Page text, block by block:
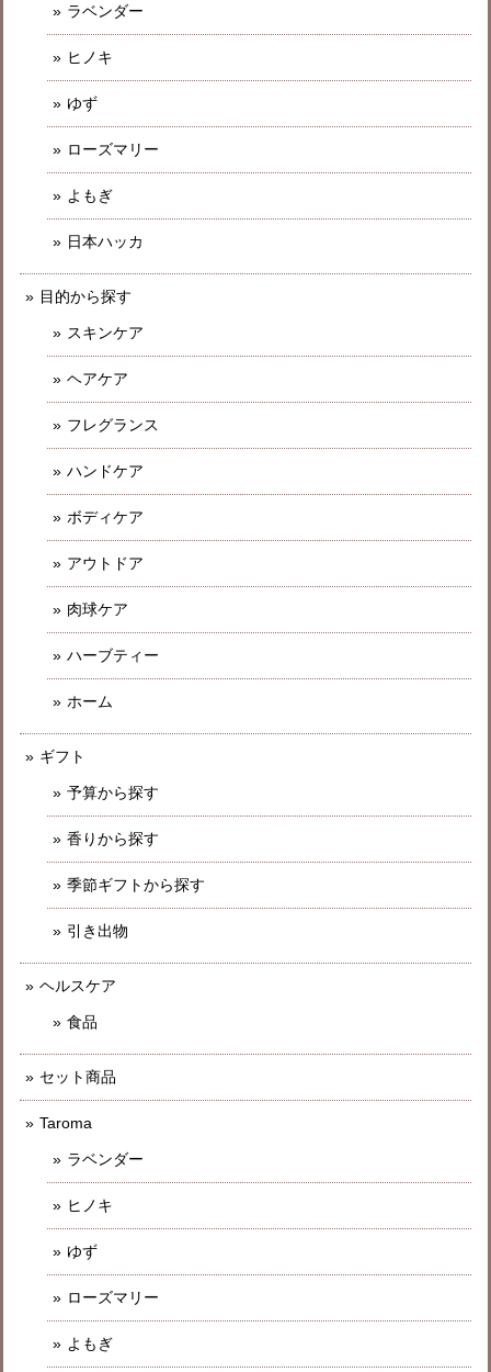
ラベンダー
ヒノキ
ゆず
ローズマリー
よもぎ
日本ハッカ
目的から探す
スキンケア
ヘアケア
フレグランス
ハンドケア
ボディケア
アウトドア
肉球ケア
ハーブティー
ホーム
ギフト
予算から探す
香りから探す
季節ギフトから探す
引き出物
ヘルスケア
食品
セット商品
Taroma
ラベンダー
ヒノキ
ゆず
ローズマリー
よもぎ